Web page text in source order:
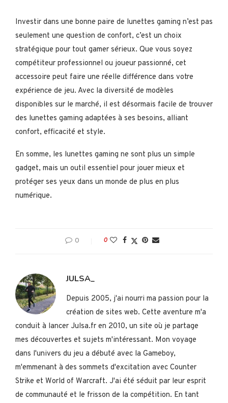
Investir dans une bonne paire de lunettes gaming n’est pas
seulement une question de confort, c’est un choix
stratégique pour tout gamer sérieux. Que vous soyez
compétiteur professionnel ou joueur passionné, cet
accessoire peut faire une réelle différence dans votre
expérience de jeu. Avec la diversité de modèles
disponibles sur le marché, il est désormais facile de trouver
des lunettes gaming adaptées à ses besoins, alliant
confort, efficacité et style.
En somme, les lunettes gaming ne sont plus un simple
gadget, mais un outil essentiel pour jouer mieux et
protéger ses yeux dans un monde de plus en plus
numérique.
0 0
JULSA_
Depuis 2005, j'ai nourri ma passion pour la
création de sites web. Cette aventure m'a
conduit à lancer Julsa.fr en 2010, un site où je partage
mes découvertes et sujets m'intéressant. Mon voyage
dans l'univers du jeu a débuté avec la Gameboy,
m'emmenant à des sommets d'excitation avec Counter
Strike et World of Warcraft. J'ai été séduit par leur esprit
de communauté et le frisson de la compétition. En tant